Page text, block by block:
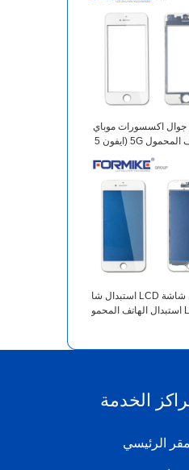
اكسسورات موباي
ل للهاتف المحمول 5G (ايفون 5
استبدال شاشة LCD استبدال شا
شة LCD استبدال الهاتف المحمو
الخدمة
الرئيسي